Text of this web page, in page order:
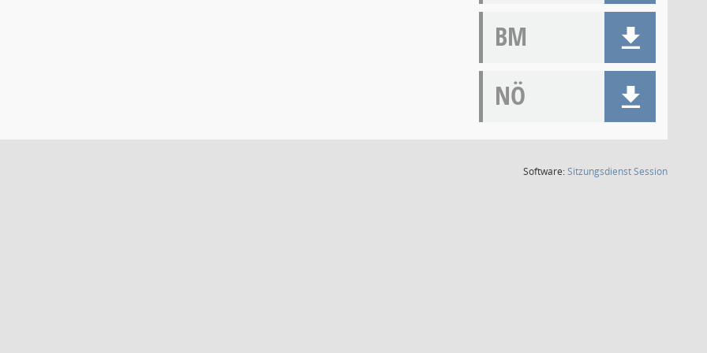
BM
NÖ
Software:SitzungsdienstSession(Wird in